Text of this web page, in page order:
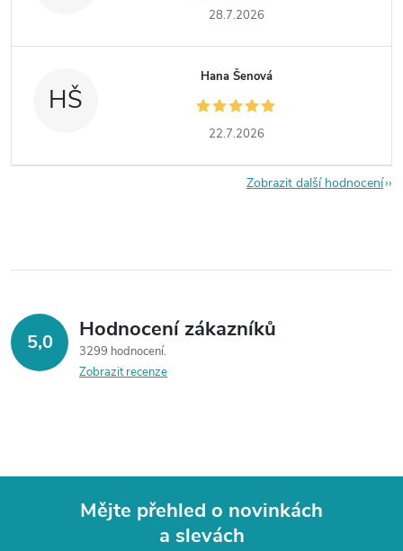
28.7.2026
HŠ
Hana Šenová
22.7.2026
Zobrazit další hodnocení
5,0 Hodnocení zákazníků
3299 hodnocení
Zobrazit recenze
Mějte přehled o novinkách
a slevách